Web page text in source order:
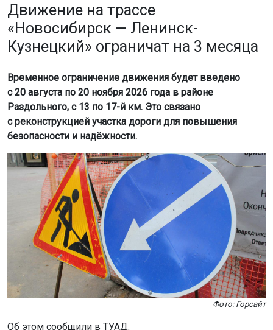
Движение на трассе
«Новосибирск — Ленинск-
Кузнецкий» ограничат на 3 месяца
Временное ограничение движения будет введено
с 20 августа по 20 ноября 2026 года в районе
Раздольного, с 13 по 17-й км. Это связано
с реконструкцией участка дороги для повышения
безопасности и надёжности.
Фото: Горсайт
Об этом сообщили в ТУАД.